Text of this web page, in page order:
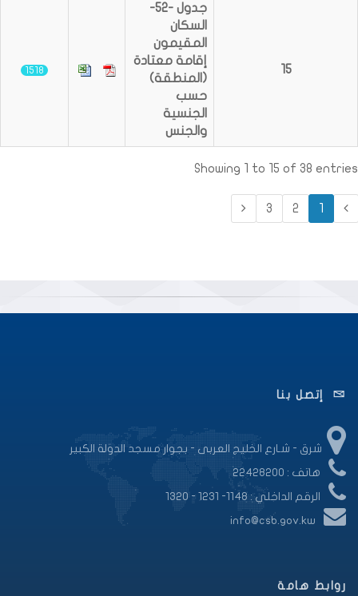
15
جدول -52-
السكان
المقيمون
إقامة معتادة
(المنطقة)
حسب
الجنسية
والجنس
1518
Showing 1 to 15 of 38 entries
1
2
3
إتصل بنا
شرق - شـارع الخليج العربى - بجوار مسجد الدولة الكبير
هاتف : 22428200
الرقم الداخلي : 1148- 1231 - 1320
info@csb.gov.kw
روابط هامة